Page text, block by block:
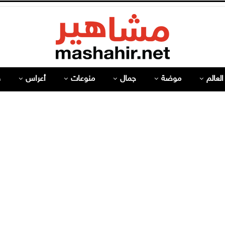
موضة جمال منوعات أعراس